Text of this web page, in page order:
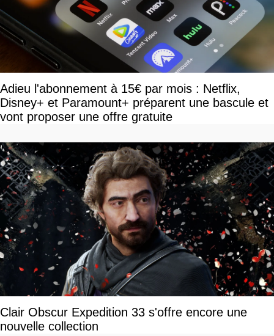
Adieu l'abonnement à 15€ par mois : Netflix,
Disney+ et Paramount+ préparent une bascule et
vont proposer une offre gratuite
Clair Obscur Expedition 33 s'offre encore une
nouvelle collection